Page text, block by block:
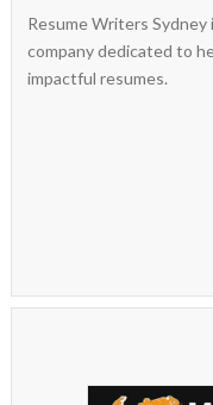
Resume Writers
company dedicated to
impactful resumes.